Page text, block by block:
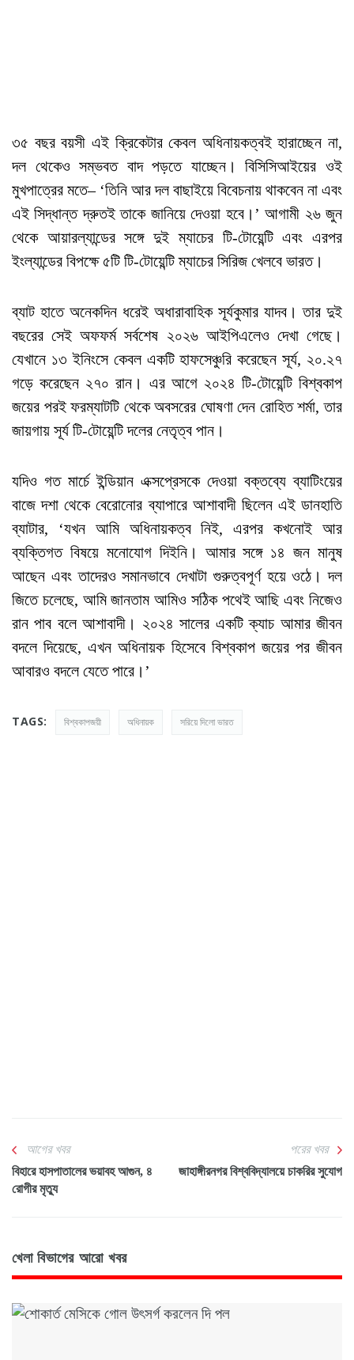
৩৫ বছর বয়সী এই ক্রিকেটার কেবল অধিনায়কত্বই হারাচ্ছেন না,
দল থেকেও সম্ভবত বাদ পড়তে যাচ্ছেন। বিসিসিআইয়ের ওই
মুখপাত্রের মতে– ‘তিনি আর দল বাছাইয়ে বিবেচনায় থাকবেন না এবং
এই সিদ্ধান্ত দ্রুতই তাকে জানিয়ে দেওয়া হবে।’ আগামী ২৬ জুন
থেকে আয়ারল্যান্ডের সঙ্গে দুই ম্যাচের টি-টোয়েন্টি এবং এরপর
ইংল্যান্ডের বিপক্ষে ৫টি টি-টোয়েন্টি ম্যাচের সিরিজ খেলবে ভারত।
ব্যাট হাতে অনেকদিন ধরেই অধারাবাহিক সূর্যকুমার যাদব। তার দুই
বছরের সেই অফফর্ম সর্বশেষ ২০২৬ আইপিএলেও দেখা গেছে।
যেখানে ১৩ ইনিংসে কেবল একটি হাফসেঞ্চুরি করেছেন সূর্য, ২০.২৭
গড়ে করেছেন ২৭০ রান। এর আগে ২০২৪ টি-টোয়েন্টি বিশ্বকাপ
জয়ের পরই ফরম্যাটটি থেকে অবসরের ঘোষণা দেন রোহিত শর্মা, তার
জায়গায় সূর্য টি-টোয়েন্টি দলের নেতৃত্ব পান।
যদিও গত মার্চে ইন্ডিয়ান এক্সপ্রেসকে দেওয়া বক্তব্যে ব্যাটিংয়ের
বাজে দশা থেকে বেরোনোর ব্যাপারে আশাবাদী ছিলেন এই ডানহাতি
ব্যাটার, ‘যখন আমি অধিনায়কত্ব নিই, এরপর কখনোই আর
ব্যক্তিগত বিষয়ে মনোযোগ দিইনি। আমার সঙ্গে ১৪ জন মানুষ
আছেন এবং তাদেরও সমানভাবে দেখাটা গুরুত্বপূর্ণ হয়ে ওঠে। দল
জিতে চলেছে, আমি জানতাম আমিও সঠিক পথেই আছি এবং নিজেও
রান পাব বলে আশাবাদী। ২০২৪ সালের একটি ক্যাচ আমার জীবন
বদলে দিয়েছে, এখন অধিনায়ক হিসেবে বিশ্বকাপ জয়ের পর জীবন
আবারও বদলে যেতে পারে।’
TAGS: বিশ্বকাপজয়ী অধিনায়ক সরিয়ে দিলো ভারত
আগের খবর
বিহারে হাসপাতালের ভয়াবহ আগুন, ৪
রোগীর মৃত্যু
পরের খবর
জাহাঙ্গীরনগর বিশ্ববিদ্যালয়ে চাকরির সুযোগ
খেলা বিভাগের আরো খবর